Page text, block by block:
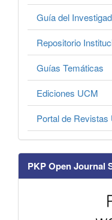
Guía del
Repositorio
Guías Temáticas
Ediciones UCM
Portal de Revistas
PKP Open Journal